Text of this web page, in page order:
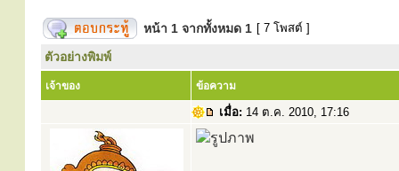
หน้า 1 จากทั้งหมด 1 [ 7 โพสต์ ]
ตัวอย่างพิมพ์
เจ้าของ ข้อความ
เมื่อ: 14 ต.ค. 2010, 17:16